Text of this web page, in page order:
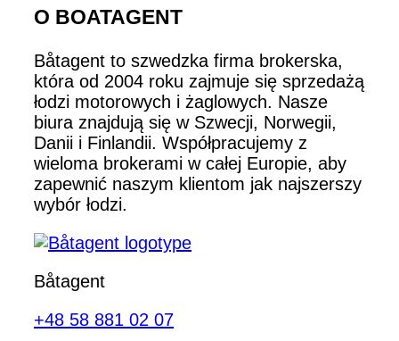
O BOATAGENT
Båtagent to szwedzka firma brokerska,
która od 2004 roku zajmuje się sprzedażą
łodzi motorowych i żaglowych. Nasze
biura znajdują się w Szwecji, Norwegii,
Danii i Finlandii. Współpracujemy z
wieloma brokerami w całej Europie, aby
zapewnić naszym klientom jak najszerszy
wybór łodzi.
Båtagent
+48 58 881 02 07